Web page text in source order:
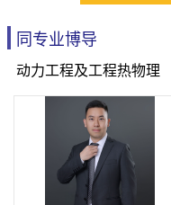
同专业博导
动力工程及工程热物理